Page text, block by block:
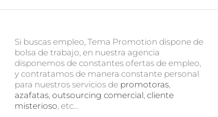
Si buscas empleo, Tema Promotion dispone de
bolsa de trabajo, en nuestra agencia
disponemos de constantes ofertas de empleo,
y contratamos de manera constante personal
para nuestros servicios de promotoras,
azafatas, outsourcing comercial, cliente
misterioso, etc…